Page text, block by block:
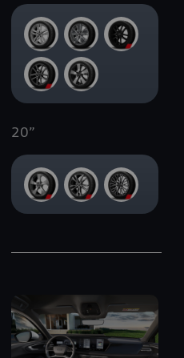
20”